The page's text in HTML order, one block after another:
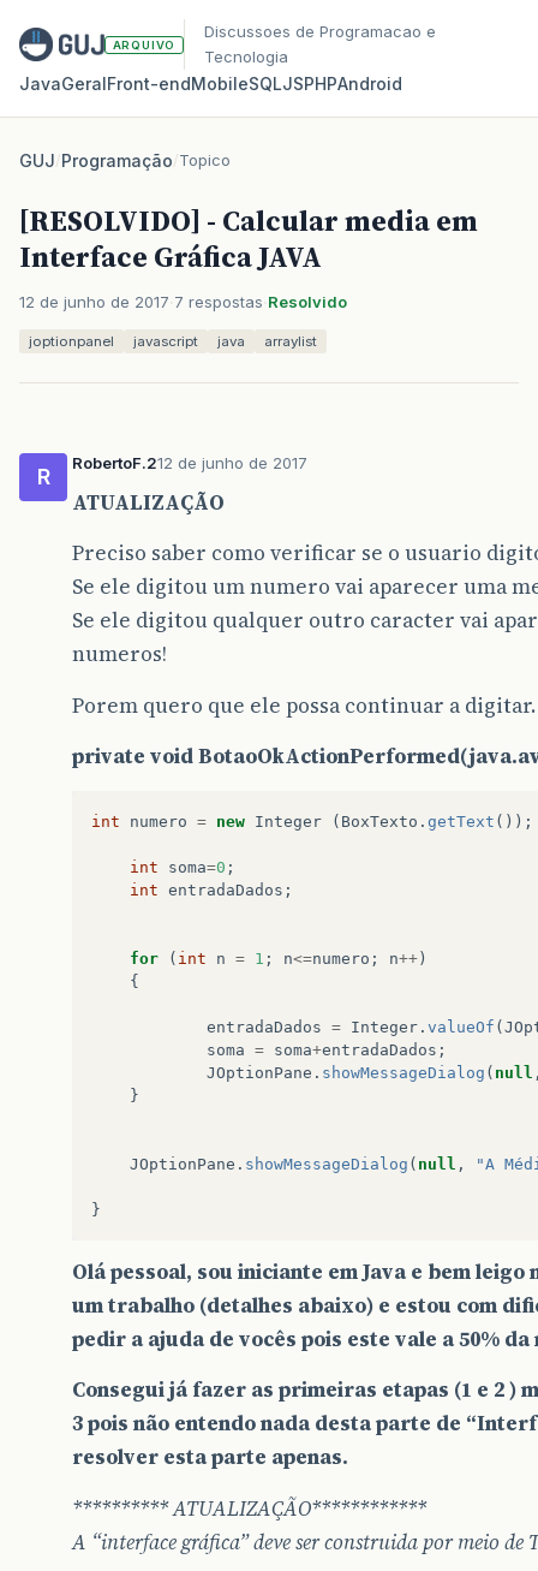
ARQUIVO
Discussoes de Programacao e
Tecnologia
JavaGeralFront‑endMobileSQLJSPHPAndroid
GUJ/Programação/Topico
[RESOLVIDO] - Calcular media em
Interface Gráfica JAVA
12 de junho de 2017 7 respostas Resolvido
joptionpanel javascript java arraylist
R
RobertoF.212 de junho de 2017
ATUALIZAÇÃO
Preciso saber como verificar se o usuario
Se ele digitou um numero vai aparecer uma
Se ele digitou qualquer outro caracter vai
numeros!
Porem quero que ele possa continuar a
private void
int numero = new Integer ( BoxTexto . getText ());
int soma=0 ;
int entradaDados ;
for ( int n = 1 ; n<=numero ; n++ )
{
entradaDados = Integer . valueOf (
soma = soma+entradaDados ;
JOptionPane . showMessageDialog ( null
}
JOptionPane . showMessageDialog ( null , "A
}
Olá pessoal, sou iniciante em Java e bem
um trabalho (detalhes abaixo) e estou com
pedir a ajuda de vocês pois este vale a 50% da
Consegui já fazer as primeiras etapas (1 e 2 )
3 pois não entendo nada desta parte de
resolver esta parte apenas.
********** ATUALIZAÇÃO************
A “interface gráfica” deve ser construida por meio de